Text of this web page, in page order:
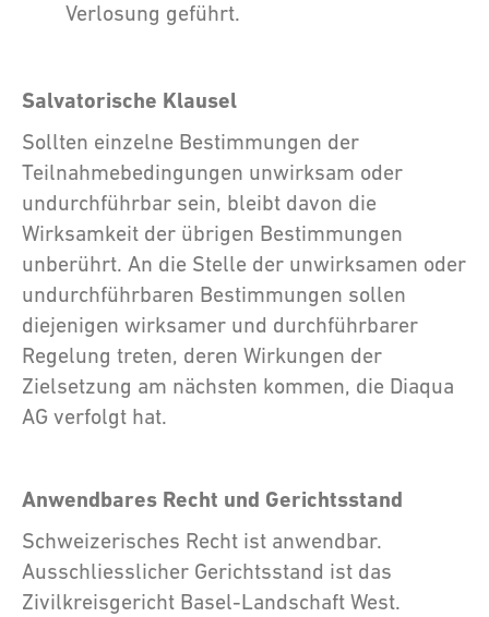
Verlosung geführt.
Salvatorische Klausel
Sollten einzelne Bestimmungen der
Teilnahmebedingungen unwirksam oder
undurchführbar sein, bleibt davon die
Wirksamkeit der übrigen Bestimmungen
unberührt. An die Stelle der unwirksamen oder
undurchführbaren Bestimmungen sollen
diejenigen wirksamer und durchführbarer
Regelung treten, deren Wirkungen der
Zielsetzung am nächsten kommen, die Diaqua
AG verfolgt hat.
Anwendbares Recht und Gerichtsstand
Schweizerisches Recht ist anwendbar.
Ausschliesslicher Gerichtsstand ist das
Zivilkreisgericht Basel-Landschaft West.